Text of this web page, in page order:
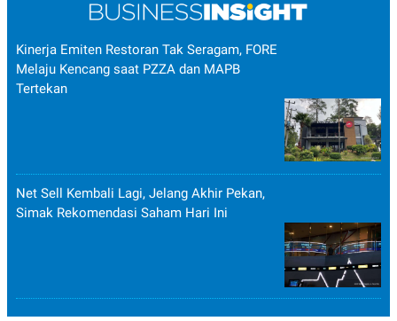
Kinerja Emiten Restoran Tak Seragam, FORE
Melaju Kencang saat PZZA dan MAPB
Tertekan
Net Sell Kembali Lagi, Jelang Akhir Pekan,
Simak Rekomendasi Saham Hari Ini